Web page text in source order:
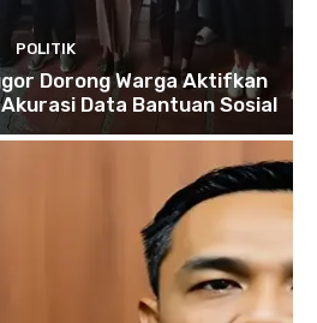
POLITIK
Dorong Warga Aktifkan
Data Bantuan Sosial